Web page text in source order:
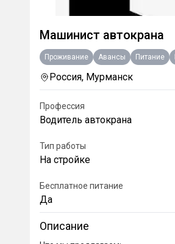
Машинист автокрана
Проживание Авансы Питание
Россия, Мурманск
Профессия
Водитель автокрана
Тип работы
На стройке
Бесплатное питание
Да
Описание